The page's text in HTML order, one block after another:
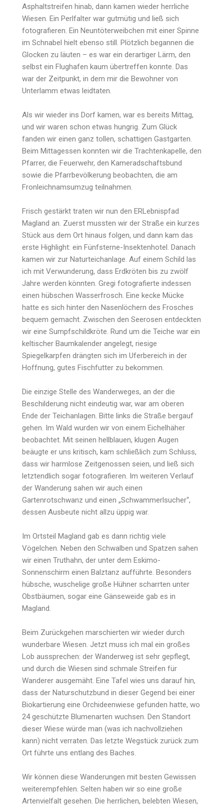
Asphaltstreifen hinab, dann kamen wieder herrliche
Wiesen. Ein Perlfalter war gutmütig und ließ sich
fotografieren. Ein Neuntöterweibchen mit einer Spinne
im Schnabel hielt ebenso still. Plötzlich begannen die
Glocken zu läuten – es war ein derartiger Lärm, den
selbst ein Flughafen kaum übertreffen konnte. Das
war der Zeitpunkt, in dem mir die Bewohner von
Unterlamm etwas leidtaten.
Als wir wieder ins Dorf kamen, war es bereits Mittag,
und wir waren schon etwas hungrig. Zum Glück
fanden wir einen ganz tollen, schattigen Gastgarten.
Beim Mittagessen konnten wir die Trachtenkapelle, den
Pfarrer, die Feuerwehr, den Kameradschaftsbund
sowie die Pfarrbevölkerung beobachten, die am
Fronleichnamsumzug teilnahmen.
Frisch gestärkt traten wir nun den ERLebnispfad
Magland an. Zuerst mussten wir der Straße ein kurzes
Stück aus dem Ort hinaus folgen, und dann kam das
erste Highlight: ein Fünfsterne-Insektenhotel. Danach
kamen wir zur Naturteichanlage. Auf einem Schild las
ich mit Verwunderung, dass Erdkröten bis zu zwölf
Jahre werden könnten. Gregi fotografierte indessen
einen hübschen Wasserfrosch. Eine kecke Mücke
hatte es sich hinter den Nasenlöchern des Frosches
bequem gemacht. Zwischen den Seerosen entdeckten
wir eine Sumpfschildkröte. Rund um die Teiche war ein
keltischer Baumkalender angelegt, riesige
Spiegelkarpfen drängten sich im Uferbereich in der
Hoffnung, gutes Fischfutter zu bekommen.
Die einzige Stelle des Wanderweges, an der die
Beschilderung nicht eindeutig war, war am oberen
Ende der Teichanlagen. Bitte links die Straße bergauf
gehen. Im Wald wurden wir von einem Eichelhäher
beobachtet. Mit seinen hellblauen, klugen Augen
beäugte er uns kritisch, kam schließlich zum Schluss,
dass wir harmlose Zeitgenossen seien, und ließ sich
letztendlich sogar fotografieren. Im weiteren Verlauf
der Wanderung sahen wir auch einen
Gartenrotschwanz und einen „Schwammerlsucher“,
dessen Ausbeute nicht allzu üppig war.
Im Ortsteil Magland gab es dann richtig viele
Vögelchen. Neben den Schwalben und Spatzen sahen
wir einen Truthahn, der unter dem Eskimo-
Sonnenschirm einen Balztanz aufführte. Besonders
hübsche, wuschelige große Hühner scharrten unter
Obstbäumen, sogar eine Gänseweide gab es in
Magland.
Beim Zurückgehen marschierten wir wieder durch
wunderbare Wiesen. Jetzt muss ich mal ein großes
Lob aussprechen: der Wanderweg ist sehr gepflegt,
und durch die Wiesen sind schmale Streifen für
Wanderer ausgemäht. Eine Tafel wies uns darauf hin,
dass der Naturschutzbund in dieser Gegend bei einer
Biokartierung eine Orchideenwiese gefunden hatte, wo
24 geschützte Blumenarten wuchsen. Den Standort
dieser Wiese würde man (was ich nachvollziehen
kann) nicht verraten. Das letzte Wegstück zurück zum
Ort führte uns entlang des Baches.
Wir können diese Wanderungen mit besten Gewissen
weiterempfehlen. Selten haben wir so eine große
Artenvielfalt gesehen. Die herrlichen, belebten Wiesen,